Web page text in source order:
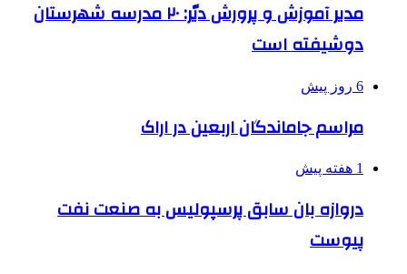
مدیر آموزش و پرورش دیّر: ۲۰ مدرسه شهرستان
دوشیفته است
6 روز پیش
مراسم جاماندگان اربعین در اراک
1 هفته پیش
دروازه بان سابق پرسپولیس به صنعت نفت
پیوست